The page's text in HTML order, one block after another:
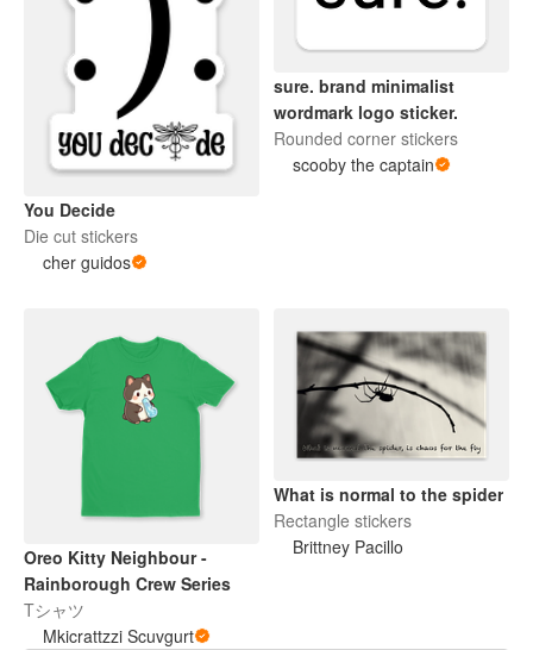
You Decide
Die cut stickers
cher guidos
sure. brand minimalist
wordmark logo sticker.
Rounded corner stickers
scooby the captain
Oreo Kitty Neighbour -
Rainborough Crew Series
Tシャツ
Mkicrattzzi Scuvgurt
What is normal to the spider
Rectangle stickers
Brittney Pacillo